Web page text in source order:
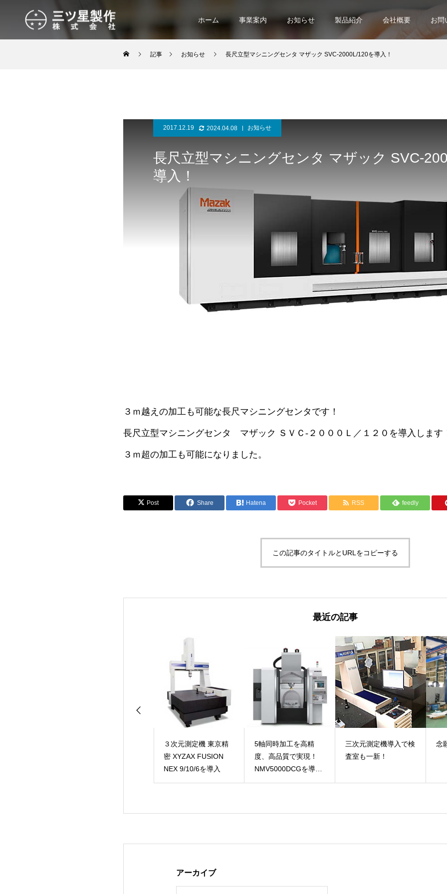
ホーム 事業案内 お知らせ 製品紹介 会社概要 お問
記事 お知らせ 長尺立型マシニングセンタ マザック SVC-2000L/120を導入！
2017.12.19 2024.04.08 お知らせ
長尺立型マシニングセンタ マザック SVC-
導入！
３ｍ越えの加工も可能な長尺マシニングセンタです！
長尺立型マシニングセンタ マザック ＳＶＣ-２０００Ｌ／１２０を導入します
３ｍ超の加工も可能になりました。
Post Share Hatena Pocket RSS feedly
この記事のタイトルとURLをコピーする
最近の記事
３次元測定機 東京精
密 XYZAX FUSION
NEX 9/10/6を導入
5軸同時加工を高精
度、高品質で実現！
NMV5000DCGを導
入！
三次元測定機導入で検
査室も一新！
念
アーカイブ